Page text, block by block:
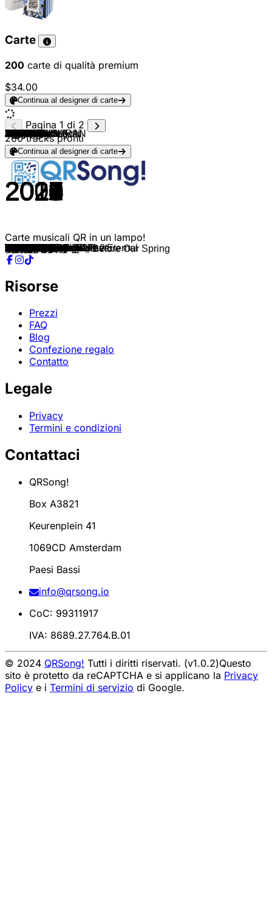
Carte
200 carte di qualità premium
$34.00
Continua al designer di carte
HyunA
2014
Red
PSY
2013
Gentleman
PSY
2012
Gangnam Style
Psy
2015
Daddy
SuperM
2019
Jopping
EXO
2018
Love Shot
EXO-K
2014
Overdose
EXO
2016
Monster
Stray Kids
2020
God’s Menu
Stray Kids
2022
Maniac
Stray Kids
2021
Thunderous
Stray Kids
2019
Miroh
Stray Kids
2019
Side Effects
Bigbang
2015
Bang Bang Bang
Bigbang
2012
Fantastic Baby
Monsta X
2018
Shoot Out
Got7
2016
Hard Carry
SHINee
2016
Tell Me What To Do
JONGHYUN
2018
빛이 나 Shinin'
SHINee
2008
Y Si Fuera Ella
EXO
2019
Obsession
EXO
2013
Wolf
Astro
2019
Blue Flame
Ikon
2018
Killing me
EXO
2018
Electric Kiss
Seventeen
2019
Fear
A.C.E
2019
Savage
Monsta X
2019
Follow
JONGHYUN
2018
우린 봄이 오기 전에 Before Our Spring
JONGHYUN
2011
So Goodbye
Stray Kids
2019
Astronaut
A.C.E
2019
Under Cover
Ateez
2020
Answer
Pentagon
2018
Shine
NCT 127
2020
Punch
Day6
2020
Zombie
Stray Kids
2017
Hellevator
Stray Kids
2018
District 9
Stray Kids
2020
Back Door
Itzy
2020
Wannabe
Kep1er
2022
Wa Da Da
Momoland
2018
Bboom Bboom
DRIPPIN
2022
Villain
Block B
2012
nillili mambo
Block B
2012
NalinA
GD X Taeyang
2014
GOOD BOY
Saja Boys
2025
Your Idol
Blackpink
2016
Boombayah
Blackpink
2018
Ddu Du DDu Du
Blackpink
2019
Kill This Love
Agust D
2016
Agust D
Agust D
2020
Daechwita
Agust D
2023
Haegeum
Agust D
2023
AMYGDALA
Agust D
2016
give it to me
Agust D
2016
The Last
Agust D
2020
What do you think?
Agust D & SURAN
2016
So Far Away
BTS
2016
First Love
PSY ft. SUGA
2022
That That
BTS
2020
Interlude Shadow
BTS
2018
Idol
BTS
2018
Fake Love
BTS
2016
Save Me
BTS
2017
Not Today
BTS
2017
DNA
BTS
2016
Blood Sweat & Tears
BTS
2013
No More Dream
BTS
2019
Lights
BTS ft.Steve Aoki
2017
MIC Drop
BTS
2017
Spring Day
BTS
2015
Run
BTS
2014
Danger
BTS
2019
Heartbeat
BTS
2018
Airplane pt.2
BTS
2013
N.O
BTS
2019
Make It Right
BTS
2020
Black Swan
BTS
2020
Friends
BTS
2020
We are Bulletproof The Eternal
BTS
2016
Intro: Boy Meets Evil
BTS
2019
Intro : Persona
BTS
2016
Epilogue: Young Forever
BTS
2015
I Need U
BTS
2021
Film out
BTS
2015
Butterfly
BTS
2019
Mikrokosmos
BTS
2020
Filter
Jung Kook
2022
Stay Alive
BTS
2016
Lie
BTS
2019
Dionysus
BTS
2020
Outro : Ego
BTS
2020
ON
BTS
2013
We Are Bulletproof Pt.2
BTS
2020
Dynamite
BTS
2016
Burning Up
BTS
2022
Yet To Come
BTS & Steve Aoki
2018
The Truth Untold
V
2023
Slow Dancing
Jin
2022
The Astronaut
Pagina 1 di 2
200tracks pronti
Continua al designer di carte
Carte musicali QR in un lampo!
Risorse
Prezzi
FAQ
Blog
Confezione regalo
Contatto
Legale
Privacy
Termini e condizioni
Contattaci
QRSong!
Box A3821
Keurenplein 41
1069CD Amsterdam
Paesi Bassi
info@qrsong.io
CoC: 99311917
IVA: 8689.27.764.B.01
© 2024 QRSong! Tutti i diritti riservati. (v1.0.2)Questo
sito è protetto da reCAPTCHA e si applicano la Privacy
Policy e i Termini di servizio di Google.